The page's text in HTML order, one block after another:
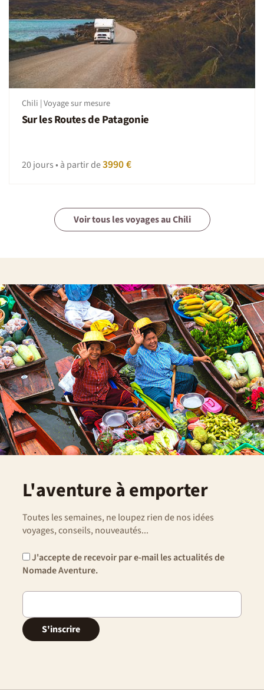
Chili | Voyage sur mesure
Sur les Routes de Patagonie
20 jours • à partir de3990 €
Voir tous les voyages au Chili
L'aventure à emporter
Toutes les semaines, ne loupez rien de nos idées
voyages, conseils, nouveautés...
J'accepte de recevoir par e-mail les actualités de
Nomade Aventure.
S'inscrire